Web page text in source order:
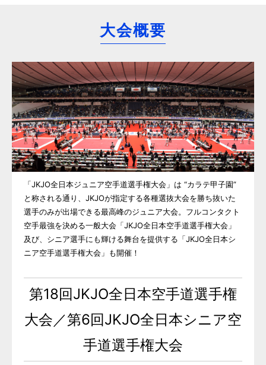
大会概要
「JKJO全日本ジュニア空手道選手権大会」は “カラテ甲子園”
と称される通り、JKJOが指定する各種選抜大会を勝ち抜いた
選手のみが出場できる最高峰のジュニア大会。フルコンタクト
空手最強を決める一般大会「JKJO全日本空手道選手権大会」
及び、シニア選手にも輝ける舞台を提供する「JKJO全日本シ
ニア空手道選手権大会」も開催！
第18回JKJO全日本空手道選手権
大会／第6回JKJO全日本シニア空
手道選手権大会